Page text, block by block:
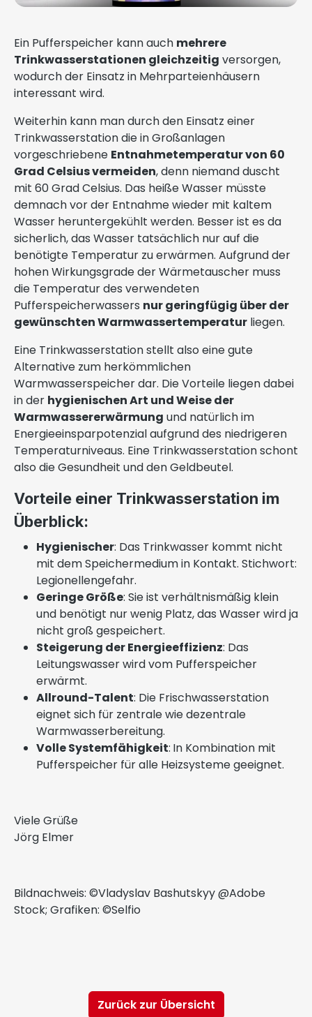
Ein Pufferspeicher kann auch mehrere
Trinkwasserstationen gleichzeitig versorgen,
wodurch der Einsatz in Mehrparteienhäusern
interessant wird.
Weiterhin kann man durch den Einsatz einer
Trinkwasserstation die in Großanlagen
vorgeschriebene Entnahmetemperatur von 60
Grad Celsius vermeiden, denn niemand duscht
mit 60 Grad Celsius. Das heiße Wasser müsste
demnach vor der Entnahme wieder mit kaltem
Wasser heruntergekühlt werden. Besser ist es da
sicherlich, das Wasser tatsächlich nur auf die
benötigte Temperatur zu erwärmen. Aufgrund der
hohen Wirkungsgrade der Wärmetauscher muss
die Temperatur des verwendeten
Pufferspeicherwassers nur geringfügig über der
gewünschten Warmwassertemperatur liegen.
Eine Trinkwasserstation stellt also eine gute
Alternative zum herkömmlichen
Warmwasserspeicher dar. Die Vorteile liegen dabei
in der hygienischen Art und Weise der
Warmwassererwärmung und natürlich im
Energieeinsparpotenzial aufgrund des niedrigeren
Temperaturniveaus. Eine Trinkwasserstation schont
also die Gesundheit und den Geldbeutel.
Vorteile einer Trinkwasserstation im
Überblick:
Hygienischer: Das Trinkwasser kommt nicht
mit dem Speichermedium in Kontakt. Stichwort:
Legionellengefahr.
Geringe Größe: Sie ist verhältnismäßig klein
und benötigt nur wenig Platz, das Wasser wird ja
nicht groß gespeichert.
Steigerung der Energieeffizienz: Das
Leitungswasser wird vom Pufferspeicher
erwärmt.
Allround-Talent: Die Frischwasserstation
eignet sich für zentrale wie dezentrale
Warmwasserbereitung.
Volle Systemfähigkeit: In Kombination mit
Pufferspeicher für alle Heizsysteme geeignet.
Viele Grüße
Jörg Elmer
Bildnachweis: ©Vladyslav Bashutskyy @Adobe
Stock; Grafiken: ©Selfio
Zurück zur Übersicht